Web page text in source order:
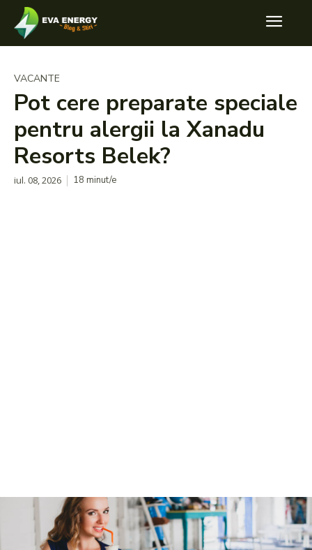
VACANTE
Pot cere preparate speciale
pentru alergii la Xanadu
Resorts Belek?
iul. 08, 2026 18 minut/e